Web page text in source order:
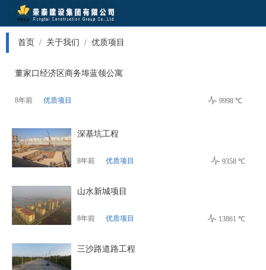
首页 / 关于我们 / 优质项目
董家口经济区商务埠蓝领公寓
8年前 优质项目  9998 ℃
深基坑工程
8年前 优质项目  9358 ℃
山水新城项目
8年前 优质项目  13861 ℃
三沙路道路工程